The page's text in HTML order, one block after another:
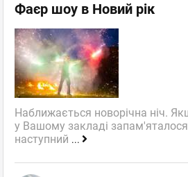
Фаєр шоу в Новий рік
Наближається новорічна ніч.
у Вашому закладі
наступний ...